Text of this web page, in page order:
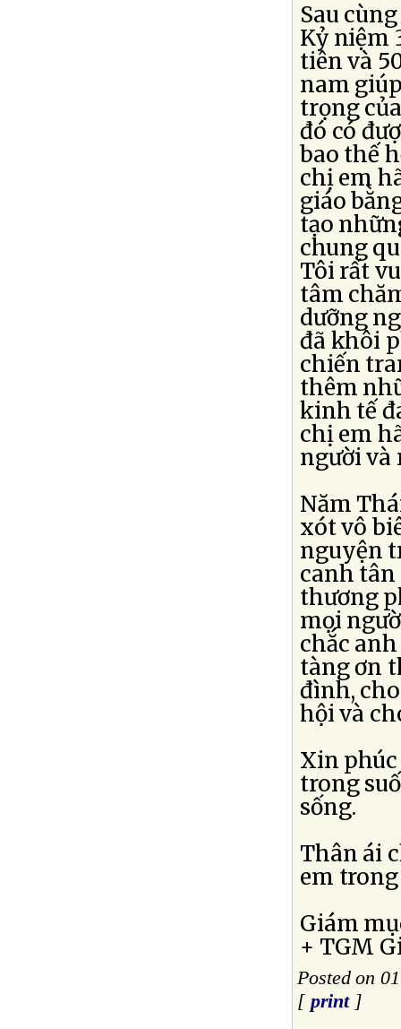
Sau
Kỷ niệm
tiên và
nam
trọng
đó có
bao thế
chị em
giáo
tạo
chung
Tôi rất
tâm
dưỡng
đã khôi
chiến
thêm
kinh tế
chị em
người và
Năm
xót vô
nguyện
canh tân
thương
mọi
chắc
tàng ơn
đình,
hội và
Xin phúc
trong
sống.
Thân ái
em
Giám
+ TGM
Posted on
[ print]